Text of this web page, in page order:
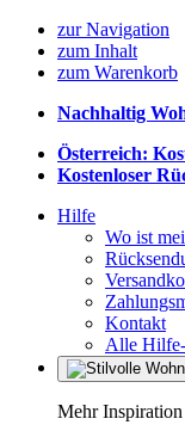
zur Navigation
zum Inhalt
zum Warenkorb
Nachhaltig
Österreich:
Kostenloser
Hilfe
Wo ist
Kontakt
Alle
Mehr Inspiration